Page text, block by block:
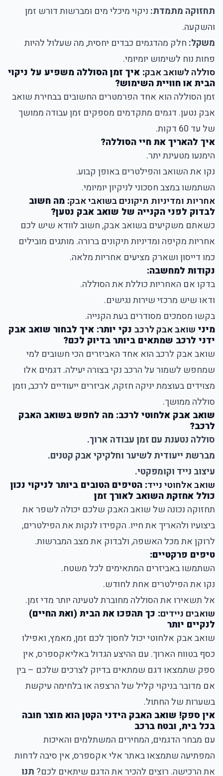
תחזוקה מתמדת: ניקוי מיכלי מים ומברשות דורש זמן
והשקעה.
משקל: חלק מהדגמים כבדים יחסית, מה שעלול להיות
פחות נוח לשימוש יומיומי.
סוללה לשואב אבק: איך זמן הסוללה משפיע על ניקוי
הבית או חוויית השימוש?
זמן הסוללה הוא אחד הפרמטרים החשובים בבחירת שואב
אבק נטען. דגמים מתקדמים מספקים זמן עבודה ממושך
של עד 60 דקות.
איך להאריך את חיי הסוללה?
הימנעו מטעינת יתר.
נקו את השואב והפילטרים באופן קבוע.
השתמשו במצב חסכוני לניקיון יומיומי.
אחריות ומדיניות תיקונים בשואבי אבק: מה חשוב
לבדוק לפני הקנייה של שואב אבק נטען?
כשאתם משקיעים בשואב אבק, חשוב לוודא שיש לכם
אחריות מקיפה ומדיניות תיקונים ברורה. מותגים מובילים
כמו דייסון ושארק מציעים אחריות מלאה.
נקודות למחשבה:
בדקו אם האחריות כוללת את הסוללה.
ודאו שיש מרכזי שירות נגישים.
בקשו מסמכים מסודרים בעת הקנייה.
מיני שואב אבק לרכב נקי יותר: איך לבחור ‏שואב אבק
ידני לרכב שמתאים ביותר בדיוק לכם?
שואב אבק לרכב הוא אחד האביזרים הכי חשובים למי
שמחפש לשמור על הרכב נקי בצורה יעילה. דגמים אלו
מצוידים בעוצמת יניקה חזקה, אביזרים ייעודיים לרכב, וזמן
סוללה ממושך.
שואב אבק אלחוטי לרכב: מה לחפש בשואב האבק
לרכב?
סוללה נטענת עם זמן עבודה ארוך.
מברשת ייעודית לשיער וחלקיקי אבק קטנים.
עיצוב נייד וקומפקטי.
שואב אלחוטי נייד: הטיפים הטובים ביותר לניקוי נכון
כולל אחזקת השואב לאורך זמן
תחזוקה נכונה של שואב האבק שלכם יכולה לשפר את
ביצועיו ולהאריך את חייו. הקפידו לנקות את הפילטרים,
לרוקן את מכל האשפה, ולבדוק את מצב המברשות.
טיפים פרקטיים:
השתמשו באביזרים המתאימים לכל משטח.
נקו את הפילטרים אחת לחודש.
אל תשאירו את הסוללה מחוברת לטעינה יותר מדי זמן.
שואבים ניידים: כך תהפכו את הבית (ואת החיים)
לנקיים יותר
שואב אבק אלחוטי יכול לחסוך לכם זמן, מאמץ, ואפילו
כסף בטווח הארוך. עם ההיצע הגדול באליאקספרס, אין
ספק שתמצאו דגם שמתאים בדיוק לצרכים שלכם – בין
אם מדובר בניקוי קליל של הרצפה או בלחימה עיקשת
בשערות של החתול.
אין ספק! שואב האבק הידני הקטן הוא מוצר חובה
בכל בית, ובטח ברכב
עם מבחר הדגמים, המחירים המשתלמים והאיכות
המפתיעה שתמצאו באתר אלי אקספרס, אין סיבה לדחות
את הרכישה. רוצים להכיר את הדגם שיתאים לכם? תנו